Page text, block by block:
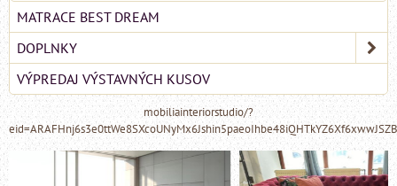
MATRACE BEST DREAM
DOPLNKY
VÝPREDAJ VÝSTAVNÝCH KUSOV
mobiliainteriorstudio/?